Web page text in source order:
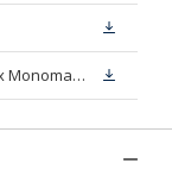
Fiche de données de sécurité Alphatex Monomat D3